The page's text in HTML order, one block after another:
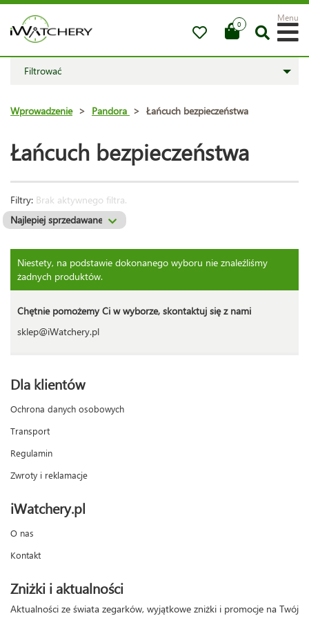
0
Menu
Filtrować
Wprowadzenie > Pandora > Łańcuch bezpieczeństwa
Łańcuch bezpieczeństwa
Filtry: Brak aktywnego filtra.
Niestety, na podstawie dokonanego wyboru nie znaleźliśmy
żadnych produktów.
Chętnie pomożemy Ci w wyborze, skontaktuj się z nami
sklep@iWatchery.pl
Dla klientów
Ochrona danych osobowych
Transport
Regulamin
Zwroty i reklamacje
iWatchery.pl
O nas
Kontakt
Zniżki i aktualności
Aktualności ze świata zegarków, wyjątkowe zniżki i promocje na Twój